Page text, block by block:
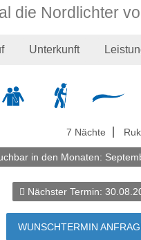
die Nordlichter
Unterkunft
7 Nächte
in den Monaten:
Nächster Termin:
WUNSCHTERMIN